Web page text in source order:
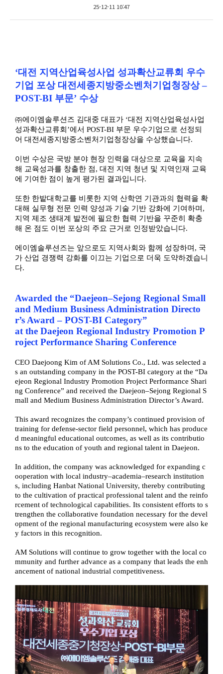
25-12-11 10:47
‘대전 지역산업육성사업 성과확산교류회 우수
기업 포상 대전세종지방중소벤처기업청장상 –
POST-BI 부문’ 수상
㈜에이엠솔루션즈 김대중 대표가 ‘대전 지역산업육성사업
성과확산교류회’에서 POST-BI 부문 우수기업으로 선정되
어 대전세종지방중소벤처기업청장상을 수상했습니다.
이번 수상은 국방 분야 현장 인력을 대상으로 교육을 지속
해 교육성과를 창출한 점, 대전 지역 청년 및 지역인재 교육
에 기여한 점이 높게 평가된 결과입니다.
또한 한밭대학교를 비롯한 지역 산학연 기관과의 협력을 확
대해 실무형 전문 인력 양성과 기술 기반 강화에 기여하며,
지역 제조 생태계 발전에 필요한 협력 기반을 꾸준히 확충
해 온 점도 이번 포상의 주요 근거로 인정받았습니다.
에이엠솔루션즈는 앞으로도 지역사회와 함께 성장하며, 국
가 산업 경쟁력 강화를 이끄는 기업으로 더욱 도약하겠습니
다.
Awarded the “Daejeon–Sejong Regional Small
and Medium Business Administration Directo
r’s Award – POST-BI Category”
at the Daejeon Regional Industry Promotion P
roject Performance Sharing Conference
CEO Daejoong Kim of AM Solutions Co., Ltd. was selected a
s an outstanding company in the POST-BI category at the “Da
ejeon Regional Industry Promotion Project Performance Shari
ng Conference” and received the Daejeon–Sejong Regional S
mall and Medium Business Administration Director’s Award.
This award recognizes the company’s continued provision of
training for defense-sector field personnel, which has produce
d meaningful educational outcomes, as well as its contributio
ns to the education of youth and regional talent in Daejeon.
In addition, the company was acknowledged for expanding c
ooperation with local industry–academia–research institution
s, including Hanbat National University, thereby contributing
to the cultivation of practical professional talent and the reinfo
rcement of technological capabilities. Its consistent efforts to s
trengthen the collaborative foundation necessary for the devel
opment of the regional manufacturing ecosystem were also ke
y factors in this recognition.
AM Solutions will continue to grow together with the local co
mmunity and further advance as a company that leads the enh
ancement of national industrial competitiveness.